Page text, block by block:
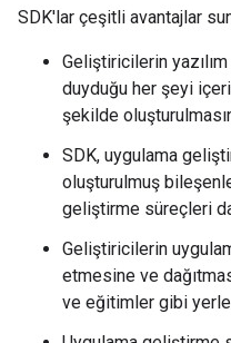
SDK'lar çeşitli avantajlar
Geliştiricilerin
duyduğu her şeyi
şekilde
SDK, uygulama
oluşturulmuş
geliştirme süreçleri
Geliştiricilerin
etmesine ve
ve eğitimler gibi